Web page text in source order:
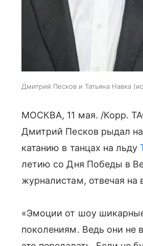
Дмитрий Песков и Татьяна Навка
МОСКВА, 11 мая. /Корр.
Дмитрий Песков рыдал
катанию в танцах на льду
летию со Дня Победы в
журналистам, отвечая на
«Эмоции от шоу
поколениям. Ведь они не